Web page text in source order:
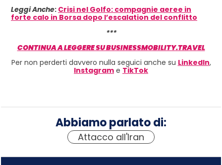
Leggi Anche: Crisi nel Golfo: compagnie aeree in
forte calo in Borsa dopo l’escalation del conflitto
***
CONTINUA A LEGGERE SU BUSINESSMOBILITY.TRAVEL
Per non perderti davvero nulla seguici anche su LinkedIn,
Instagram e TikTok
Abbiamo parlato di:
Attacco all'Iran